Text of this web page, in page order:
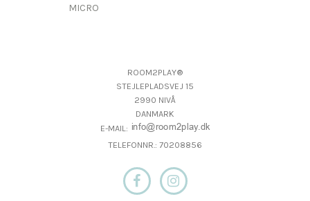
MICRO
ROOM2PLAY®
STEJLEPLADSVEJ 15
2990 NIVÅ
DANMARK
E-MAIL:
TELEFONNR.: 70208856